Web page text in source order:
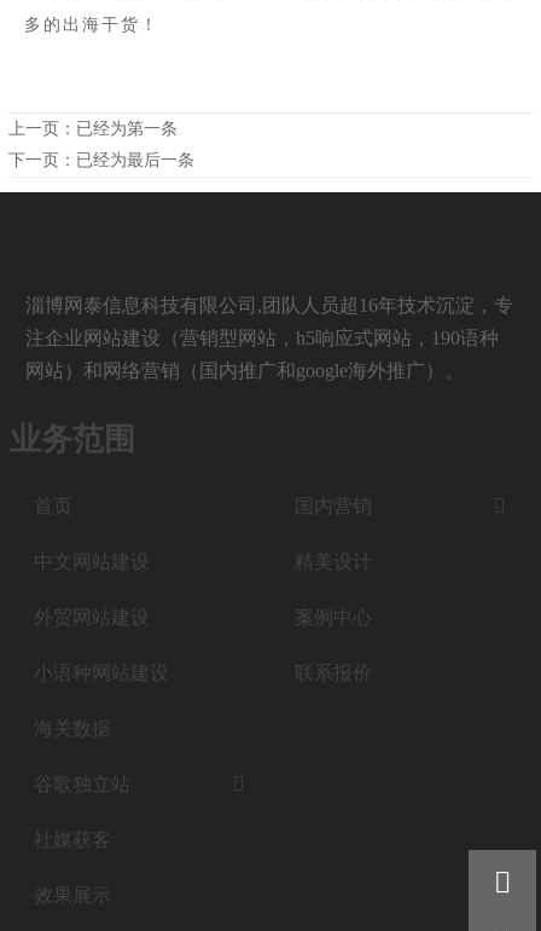
多的出海干货！
上一页：已经为第一条
下一页：已经为最后一条
淄博网泰信息科技有限公司,团队人员超16年技术沉淀，专
注企业网站建设（营销型网站，h5响应式网站，190语种
网站）和网络营销（国内推广和google海外推广）。
业务范围
首页
中文网站建设
外贸网站建设
小语种网站建设
海关数据
谷歌独立站 
社媒获客
效果展示
国内营销 
精美设计
案例中心
联系报价
